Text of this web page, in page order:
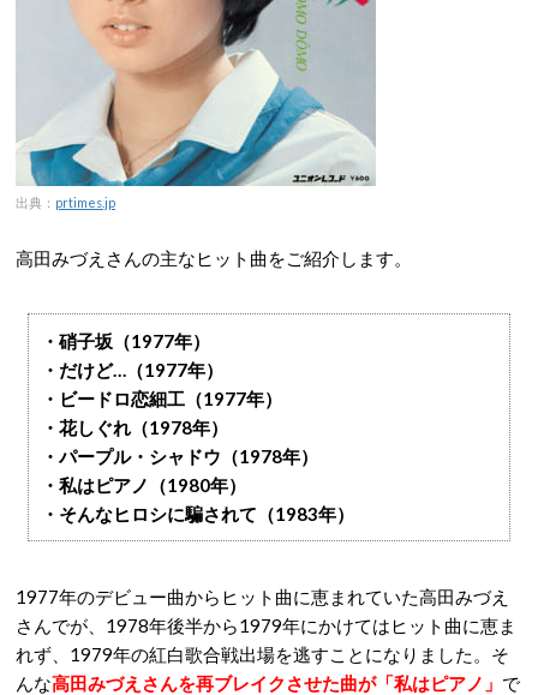
出典： prtimes.jp
高田みづえさんの主なヒット曲をご紹介します。
・硝子坂（1977年）
・だけど…（1977年）
・ビードロ恋細工（1977年）
・花しぐれ（1978年）
・パープル・シャドウ（1978年）
・私はピアノ（1980年）
・そんなヒロシに騙されて（1983年）
1977年のデビュー曲からヒット曲に恵まれていた高田みづえ
さんでが、1978年後半から1979年にかけてはヒット曲に恵ま
れず、1979年の紅白歌合戦出場を逃すことになりました。そ
んな高田みづえさんを再ブレイクさせた曲が「私はピアノ」 で